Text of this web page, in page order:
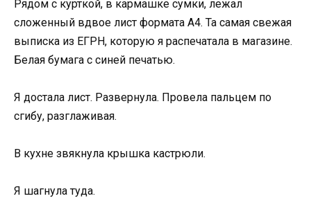
Рядом с курткой, в кармашке сумки, лежал
сложенный вдвое лист формата А4. Та самая свежая
выписка из ЕГРН, которую я распечатала в магазине.
Белая бумага с синей печатью.
Я достала лист. Развернула. Провела пальцем по
сгибу, разглаживая.
В кухне звякнула крышка кастрюли.
Я шагнула туда.